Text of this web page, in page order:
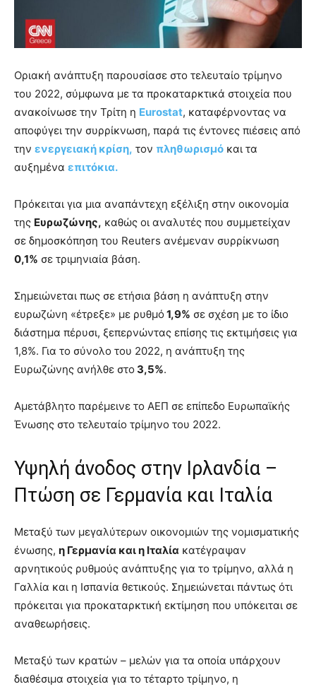
Οριακή ανάπτυξη παρουσίασε στο τελευταίο τρίμηνο
του 2022, σύμφωνα με τα προκαταρκτικά στοιχεία που
ανακοίνωσε την Τρίτη η Eurostat, καταφέρνοντας να
αποφύγει την συρρίκνωση, παρά τις έντονες πιέσεις από
την ενεργειακή κρίση, τον πληθωρισμό και τα
αυξημένα επιτόκια.
Πρόκειται για μια αναπάντεχη εξέλιξη στην οικονομία
της Ευρωζώνης, καθώς οι αναλυτές που συμμετείχαν
σε δημοσκόπηση του Reuters ανέμεναν συρρίκνωση
0,1% σε τριμηνιαία βάση.
Σημειώνεται πως σε ετήσια βάση η ανάπτυξη στην
ευρωζώνη «έτρεξε» με ρυθμό 1,9% σε σχέση με το ίδιο
διάστημα πέρυσι, ξεπερνώντας επίσης τις εκτιμήσεις για
1,8%. Για το σύνολο του 2022, η ανάπτυξη της
Ευρωζώνης ανήλθε στο 3,5%.
Aμετάβλητο παρέμεινε το ΑΕΠ σε επίπεδο Ευρωπαϊκής
Ένωσης στο τελευταίο τρίμηνο του 2022.
Υψηλή άνοδος στην Ιρλανδία –
Πτώση σε Γερμανία και Ιταλία
Μεταξύ των μεγαλύτερων οικονομιών της νομισματικής
ένωσης, η Γερμανία και η Ιταλία κατέγραψαν
αρνητικούς ρυθμούς ανάπτυξης για το τρίμηνο, αλλά η
Γαλλία και η Ισπανία θετικούς. Σημειώνεται πάντως ότι
πρόκειται για προκαταρκτική εκτίμηση που υπόκειται σε
αναθεωρήσεις.
Μεταξύ των κρατών – μελών για τα οποία υπάρχουν
διαθέσιμα στοιχεία για το τέταρτο τρίμηνο, η